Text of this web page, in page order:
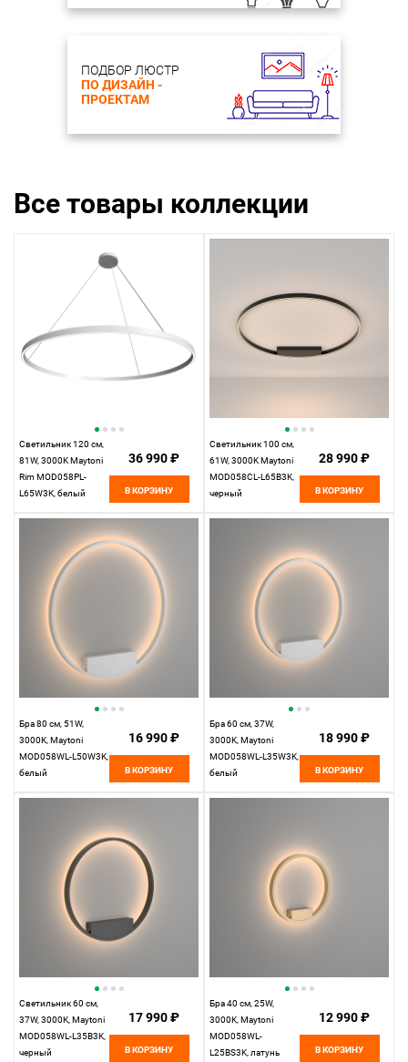
ПОДБОР ЛЮСТР
ПО ДИЗАЙН -
ПРОЕКТАМ
Все товары коллекции
Светильник 120 см,
81W, 3000K Maytoni
Rim MOD058PL-
L65W3K, белый
36 990 ₽
В КОРЗИНУ
Светильник 100 см,
61W, 3000K Maytoni
MOD058CL-L65B3K,
черный
28 990 ₽
В КОРЗИНУ
Бра 80 см, 51W,
3000K, Maytoni
MOD058WL-L50W3K,
белый
16 990 ₽
В КОРЗИНУ
Бра 60 см, 37W,
3000K, Maytoni
MOD058WL-L35W3K,
белый
18 990 ₽
В КОРЗИНУ
Светильник 60 см,
37W, 3000K, Maytoni
MOD058WL-L35B3K,
черный
17 990 ₽
В КОРЗИНУ
Бра 40 см, 25W,
3000K, Maytoni
MOD058WL-
L25BS3K, латунь
12 990 ₽
В КОРЗИНУ